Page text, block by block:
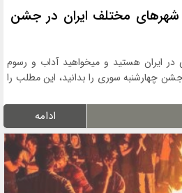
مختلف ایران در جشن
در ایران هستید و میخواهید آداب و رسوم
چهارشنبه سوری را بدانید، این مطلب را
ادامه